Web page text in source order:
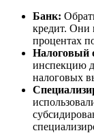
Банк:
кредит. Они
процентах
Налоговый
инспекцию
налоговых